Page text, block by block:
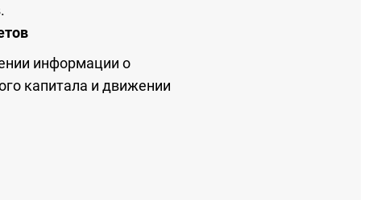
информации о
капитала и движении